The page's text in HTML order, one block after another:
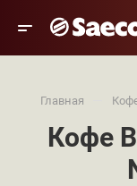
Главная
Кофе